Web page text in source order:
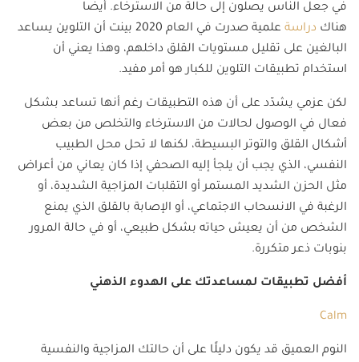
في جعل الناس يصلون إلى حالة من الاسترخاء. أيضًا
هناك دراسة
علمية صدرت في العام 2020 بينت أن التلوين يساعد
البالغين على تقليل مستويات القلق داخلهم، وهذا يعني أن
استخدام تطبيقات التلوين للكبار هو أمر مفيد.
لكن عزمي يشدّد على أن هذه التطبيقات رغم أنها تساعد بشكل
فعال في الوصول لحالات من الاسترخاء والتخلص من بعض
أشكال القلق والتوتر البسيطة، لكنها لا تحل محل الطبيب
النفسي، الذي يجب أن يلجأ إليه الصحفي إذا كان يعاني من أعراض
مثل الحزن الشديد المستمر أو التقلبات المزاجية الشديدة، أو
الرغبة في الانسحاب الاجتماعي، أو الإصابة بالقلق الذي يمنع
الشخص من أن يعيش حياته بشكل طبيعي، أو في حالة المرور
بنوبات ذعر متكررة.
أفضل تطبيقات لمساعدتك على الهدوء الذهني
Calm
النوم العميق قد يكون دليلًا على أن حالتك المزاجية والنفسية